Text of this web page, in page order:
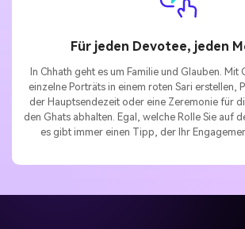
Für jeden Devotee, jeden
In Chhath geht es um Familie und Glauben. Mit
einzelne Porträts in einem roten Sari erstellen,
der Hauptsendezeit oder eine Zeremonie für
den Ghats abhalten. Egal, welche Rolle Sie auf
es gibt immer einen Tipp, der Ihr